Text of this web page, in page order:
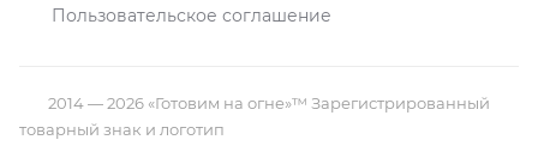
Пользовательское соглашение
2014 — 2026 «Готовим на огне»™ Зарегистрированный
товарный знак и логотип